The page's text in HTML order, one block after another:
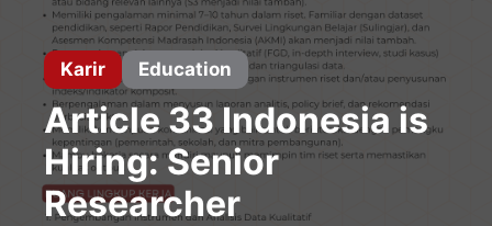
Karir Education
Article 33 Indonesia is
Hiring: Senior
Researcher